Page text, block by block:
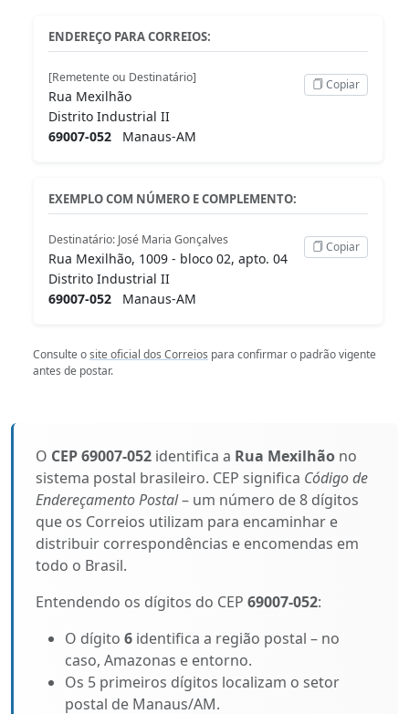
ENDEREÇO PARA CORREIOS:
[Remetente ou Destinatário]
Rua Mexilhão
Distrito Industrial II
69007-052 Manaus-AM
Copiar
EXEMPLO COM NÚMERO E COMPLEMENTO:
Destinatário: José Maria Gonçalves
Rua Mexilhão, 1009 - bloco 02, apto. 04
Distrito Industrial II
69007-052 Manaus-AM
Copiar
Consulte osite oficial dos Correios para confirmar o padrão vigente
antes de postar.
O CEP 69007-052 identifica a Rua Mexilhão no
sistema postal brasileiro. CEP significa Código de
Endereçamento Postal– um número de 8 dígitos
que os Correios utilizam para encaminhar e
distribuir correspondências e encomendas em
todo o Brasil.
Entendendo os dígitos do CEP 69007-052:
O dígito 6 identifica a região postal – no
caso, Amazonas e entorno.
Os 5 primeiros dígitos localizam o setor
postal de Manaus/AM.